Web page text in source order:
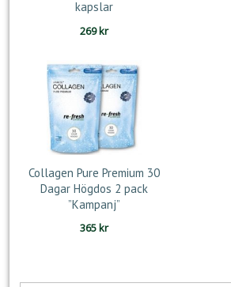
kapslar
269kr
Collagen Pure Premium 30
Dagar Högdos 2 pack
”Kampanj”
365kr